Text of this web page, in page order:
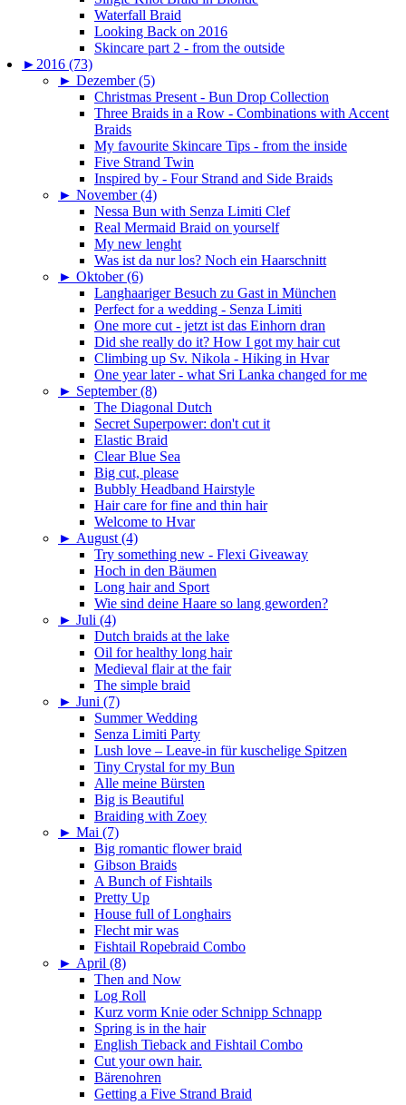
Waterfall Braid
Looking Back on 2016
Skincare part 2 - from the outside
► 2016 (73)
► Dezember (5)
Christmas Present - Bun Drop Collection
Three Braids in a Row - Combinations with Accent
Braids
My favourite Skincare Tips - from the inside
Five Strand Twin
Inspired by - Four Strand and Side Braids
► November (4)
Nessa Bun with Senza Limiti Clef
Real Mermaid Braid on yourself
My new lenght
Was ist da nur los? Noch ein Haarschnitt
► Oktober (6)
Langhaariger Besuch zu Gast in München
Perfect for a wedding - Senza Limiti
One more cut - jetzt ist das Einhorn dran
Did she really do it? How I got my hair cut
Climbing up Sv. Nikola - Hiking in Hvar
One year later - what Sri Lanka changed for me
► September (8)
The Diagonal Dutch
Secret Superpower: don't cut it
Elastic Braid
Clear Blue Sea
Big cut, please
Bubbly Headband Hairstyle
Hair care for fine and thin hair
Welcome to Hvar
► August (4)
Try something new - Flexi Giveaway
Hoch in den Bäumen
Long hair and Sport
Wie sind deine Haare so lang geworden?
► Juli (4)
Dutch braids at the lake
Oil for healthy long hair
Medieval flair at the fair
The simple braid
► Juni (7)
Summer Wedding
Senza Limiti Party
Lush love – Leave-in für kuschelige Spitzen
Tiny Crystal for my Bun
Alle meine Bürsten
Big is Beautiful
Braiding with Zoey
► Mai (7)
Big romantic flower braid
Gibson Braids
A Bunch of Fishtails
Pretty Up
House full of Longhairs
Flecht mir was
Fishtail Ropebraid Combo
► April (8)
Then and Now
Log Roll
Kurz vorm Knie oder Schnipp Schnapp
Spring is in the hair
English Tieback and Fishtail Combo
Cut your own hair.
Bärenohren
Getting a Five Strand Braid